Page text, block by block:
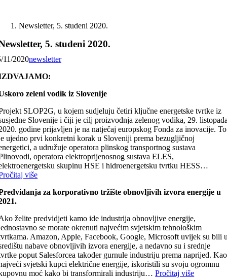
contentNewsletter, 5. studeni 2020.
5. studeni 2020.
11/2020newsletter
zeleni vodik iz Slovenije
SLOP2G, u kojem sudjeluju četiri ključne energetske tvrtke iz
Slovenije i čiji je cilj proizvodnja zelenog vodika, 29.
godine prijavljen je na natječaj europskog Fonda za inovacije. To
ujedno prvi konkretni korak u Sloveniji prema bezugljičnoj
a udružuje operatora plinskog transportnog sustava
operatora elektroprijenosnog sustava ELES,
skupinu HSE i hidroenergetsku tvrtku HESS…
više
za korporativno tržište obnovljivih izvora energije u
želite predvidjeti kamo ide industrija obnovljive energije,
se morate okrenuti najvećim svjetskim tehnološkim
Amazon, Apple, Facebook, Google, Microsoft uvijek su bili
nabave obnovljivih izvora energije, a nedavno su i srednje
poput Salesforcea također gurnule industriju prema naprijed. Kao
svjetski kupci električne energije, iskoristili su svoju ogromnu
moć kako bi transformirali industriju…Pročitaj više